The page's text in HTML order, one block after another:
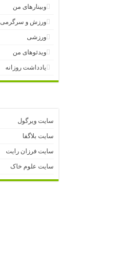
وبینارهای من
ورزش و سرگرمی
ورزشی
ویدئوهای من
یادداشت روزانه
سایت ویرگول
سایت بلاگفا
سایت فرزان رایت
سایت علوم خاک